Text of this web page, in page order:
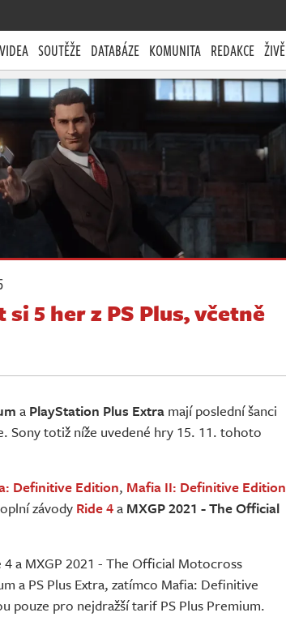
VIDEA SOUTĚŽE DATABÁZE KOMUNITA REDAKCE ŽIVĚ
5 her z PS Plus, včetně
a PlayStation Plus Extra mají poslední šanci
Sony totiž níže uvedené hry 15. 11. tohoto
Definitive Edition, Mafia II: Definitive Edition
závody Ride 4a MXGP 2021 - The Official
a MXGP 2021 - The Official Motocross
a PS Plus Extra, zatímco Mafia: Definitive
pouze pro nejdražší tarif PS Plus Premium.